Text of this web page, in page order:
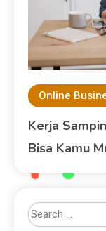
Online
Kerja
Bisa Kamu